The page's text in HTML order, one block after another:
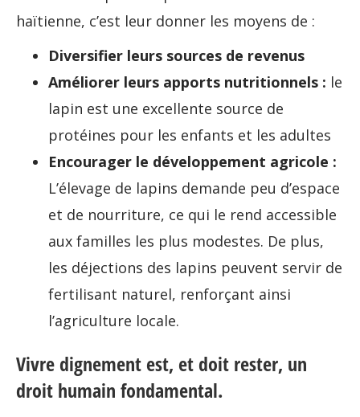
haïtienne, c’est leur donner les moyens de :
Diversifier leurs sources de revenus
Améliorer leurs apports nutritionnels : le
lapin est une excellente source de
protéines pour les enfants et les adultes
Encourager le développement agricole :
L’élevage de lapins demande peu d’espace
et de nourriture, ce qui le rend accessible
aux familles les plus modestes. De plus,
les déjections des lapins peuvent servir de
fertilisant naturel, renforçant ainsi
l’agriculture locale.
Vivre dignement est, et doit rester, un
droit humain fondamental.